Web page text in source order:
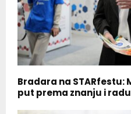
Bradara na
put prema znanju i radu